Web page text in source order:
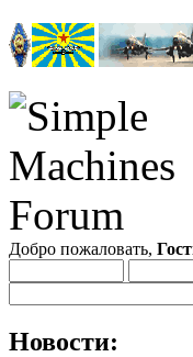
Добро пожаловать,
Новости: